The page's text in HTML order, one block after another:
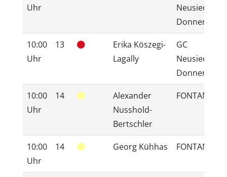
Uhr
10:00
Uhr
13
Erika Köszegi-
Lagally
GC
10:00
Uhr
14
Alexander
Nusshold-
Bertschler
FONTANA
10:00
Uhr
14 Georg Kühhas FONTANA